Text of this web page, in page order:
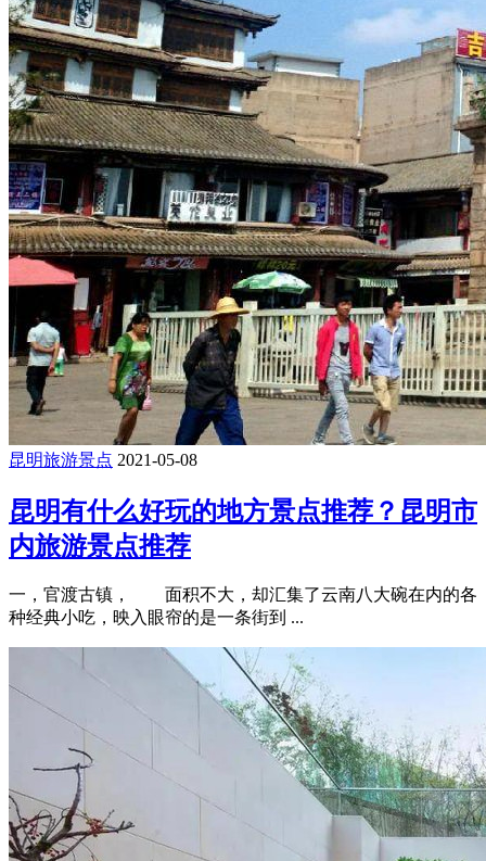
昆明旅游景点 2021-05-08
昆明有什么好玩的地方景点推荐？昆明市
内旅游景点推荐
一，官渡古镇， 面积不大，却汇集了云南八大碗在内的各
种经典小吃，映入眼帘的是一条街到 ...